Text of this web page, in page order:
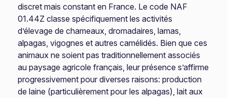
discret mais constant en France. Le code NAF
01.44Z classe spécifiquement les activités
d’élevage de chameaux, dromadaires, lamas,
alpagas, vigognes et autres camélidés. Bien que ces
animaux ne soient pas traditionnellement associés
au paysage agricole français, leur présence s’affirme
progressivement pour diverses raisons: production
de laine (particulièrement pour les alpagas), lait aux